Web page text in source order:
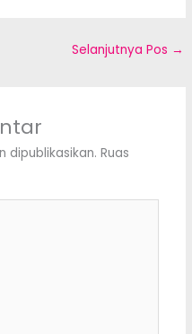
Selanjutnya Pos →
dipublikasikan. Ruas